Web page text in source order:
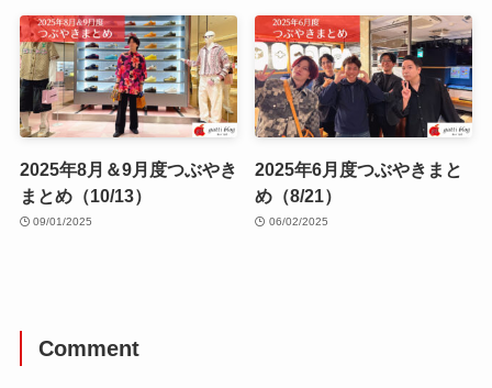
2025年8月＆9月度つぶやき
まとめ（10/13）
09/01/2025
2025年6月度つぶやきまと
め（8/21）
06/02/2025
Comment